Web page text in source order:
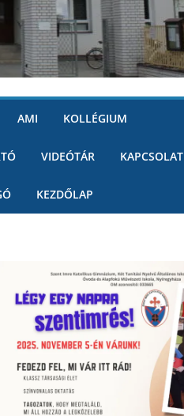
AMI KOLLÉGIUM
VIDEÓTÁR KAPCSOLAT
KEZDŐLAP